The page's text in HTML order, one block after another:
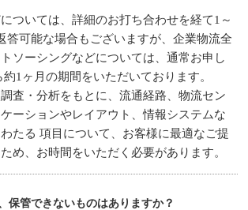
ついては、詳細のお打ち合わせを経て1～
答可能な場合もございますが、企業物流全
ソーシングなどについては、通常お申し
約1ヶ月の期間をいただいております。
査・分析をもとに、流通経路、物流セン
ーションやレイアウト、情報システムな
たる 項目について、お客様に最適なご提
め、お時間をいただく必要があります。
保管できないものはありますか？